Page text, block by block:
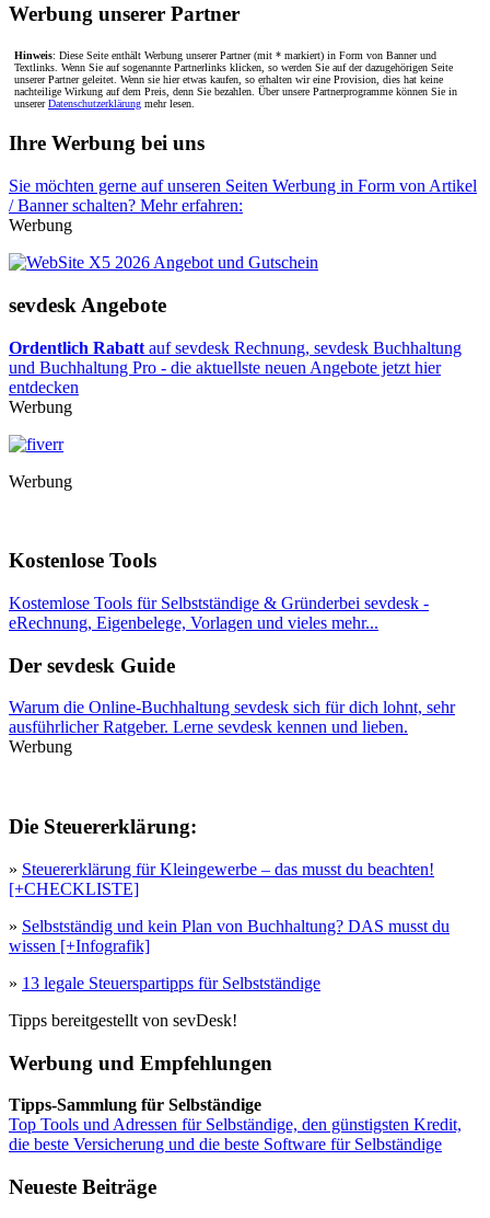
Werbung unserer Partner
Hinweis: Diese Seite enthält Werbung unserer Partner (mit * markiert) in Form von Banner und
Textlinks. Wenn Sie auf sogenannte Partnerlinks klicken, so werden Sie auf der dazugehörigen Seite
unserer Partner geleitet. Wenn sie hier etwas kaufen, so erhalten wir eine Provision, dies hat keine
nachteilige Wirkung auf dem Preis, denn Sie bezahlen. Über unsere Partnerprogramme können Sie in
unsererDatenschutzerklärung mehr lesen.
Ihre Werbung bei uns
Sie möchten gerne auf unseren Seiten Werbung in Form von Artikel
/ Banner schalten? Mehr erfahren:
Werbung
sevdesk Angebote
Ordentlich Rabatt auf sevdesk Rechnung, sevdesk Buchhaltung
und Buchhaltung Pro - die aktuellste neuen Angebote jetzt hier
entdecken
Werbung
Werbung
Kostenlose Tools
Kostemlose Tools für Selbstständige & Gründerbei sevdesk -
eRechnung, Eigenbelege, Vorlagen und vieles mehr...
Der sevdesk Guide
Warum die Online-Buchhaltung sevdesk sich für dich lohnt, sehr
ausführlicher Ratgeber. Lerne sevdesk kennen und lieben.
Werbung
Die Steuererklärung:
» Steuererklärung für Kleingewerbe – das musst du beachten!
[+CHECKLISTE]
» Selbstständig und kein Plan von Buchhaltung? DAS musst du
wissen [+Infografik]
» 13 legale Steuerspartipps für Selbstständige
Tipps bereitgestellt von sevDesk!
Werbung und Empfehlungen
Tipps-Sammlung für Selbständige
Top Tools und Adressen für Selbständige, den günstigsten Kredit,
die beste Versicherung und die beste Software für Selbständige
Neueste Beiträge